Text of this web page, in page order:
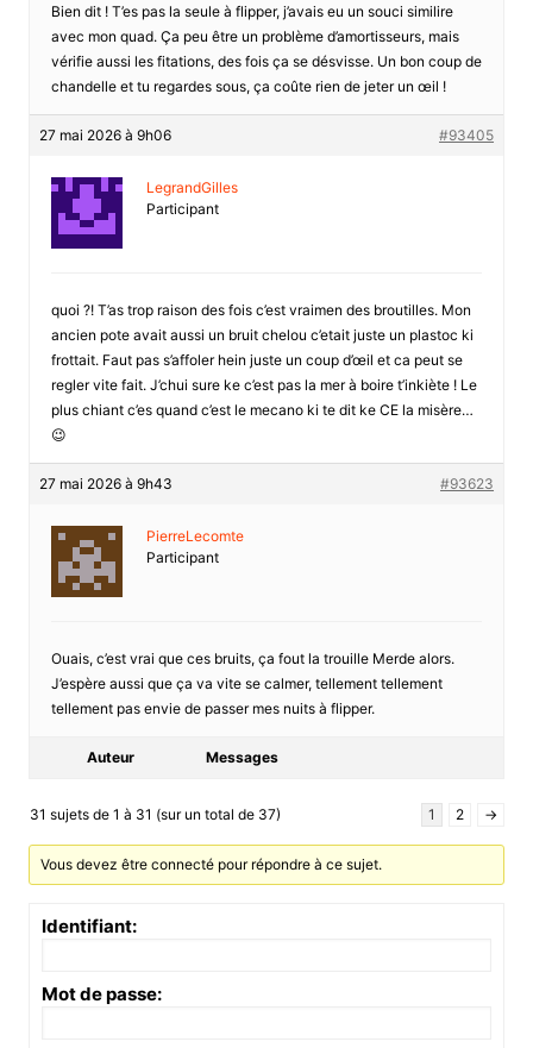
Bien dit ! T’es pas la seule à flipper, j’avais eu un souci similire
avec mon quad. Ça peu être un problème d’amortisseurs, mais
vérifie aussi les fitations, des fois ça se désvisse. Un bon coup de
chandelle et tu regardes sous, ça coûte rien de jeter un œil !
27 mai 2026 à 9h06 #93405
LegrandGilles
Participant
quoi ?! T’as trop raison des fois c’est vraimen des broutilles. Mon
ancien pote avait aussi un bruit chelou c’etait juste un plastoc ki
frottait. Faut pas s’affoler hein juste un coup d’œil et ca peut se
regler vite fait. J’chui sure ke c’est pas la mer à boire t’inkiète ! Le
plus chiant c’es quand c’est le mecano ki te dit ke CE la misère…
😉
27 mai 2026 à 9h43 #93623
PierreLecomte
Participant
Ouais, c’est vrai que ces bruits, ça fout la trouille Merde alors.
J’espère aussi que ça va vite se calmer, tellement tellement
tellement pas envie de passer mes nuits à flipper.
Auteur Messages
31 sujets de 1 à 31 (sur un total de 37) 1 2 →
Vous devez être connecté pour répondre à ce sujet.
Identifiant:
Mot de passe: